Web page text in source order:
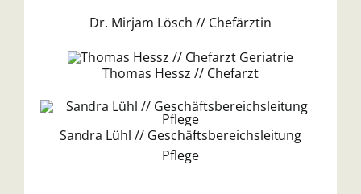
Dr. Mirjam Lösch // Chefärztin
Thomas Hessz // Chefarzt
Sandra Lühl // Geschäftsbereichsleitung
Pflege